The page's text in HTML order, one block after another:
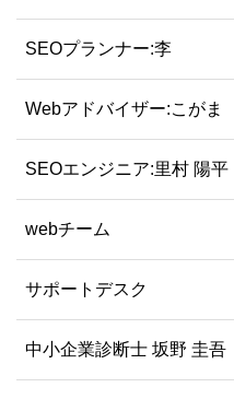
SEOプランナー:李
Webアドバイザー:こがま
SEOエンジニア:里村 陽平
webチーム
サポートデスク
中小企業診断士 坂野 圭吾